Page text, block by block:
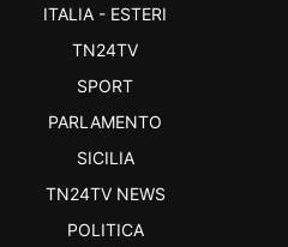
ITALIA - ESTERI
TN24TV
SPORT
PARLAMENTO
SICILIA
TN24TV NEWS
POLITICA